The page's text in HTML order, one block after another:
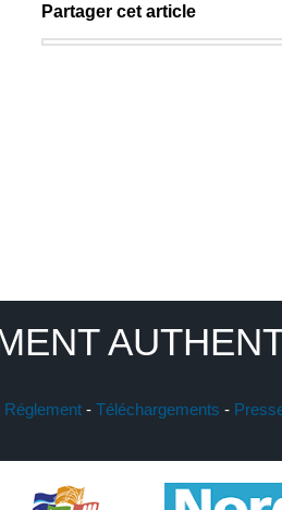
Partager cet article
Réglement - Téléchargements -